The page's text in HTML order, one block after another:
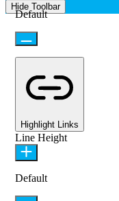
Hide Toolbar
Default
Highlight Links
Line Height
Default